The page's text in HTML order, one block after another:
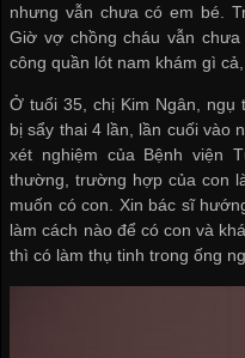
nhưng vẫn chưa có em bé.
Giờ vợ chồng cháu vẫn
công quần lót nam khám gì
Ở tuổi 35, chị Kim Ngân, ngụ
bị sẩy thai 4 lần, lần cuối vào
xét nghiệm của Bệnh viện
thường, trường hợp của con
muốn có con. Xin bác sĩ
làm cách nào để có con và
thì có làm thụ tinh trong ống